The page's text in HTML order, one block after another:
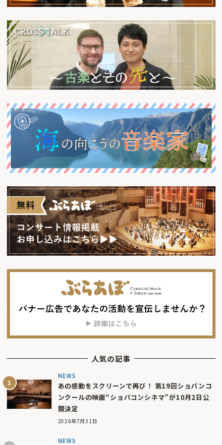
人気の記事
NEWS
あの感動をスクリーンで再び！ 第19回ショパンコ
ンクールの映画“ショパコンシネマ”が10月2日公
開決定
2026年7月31日
NEWS